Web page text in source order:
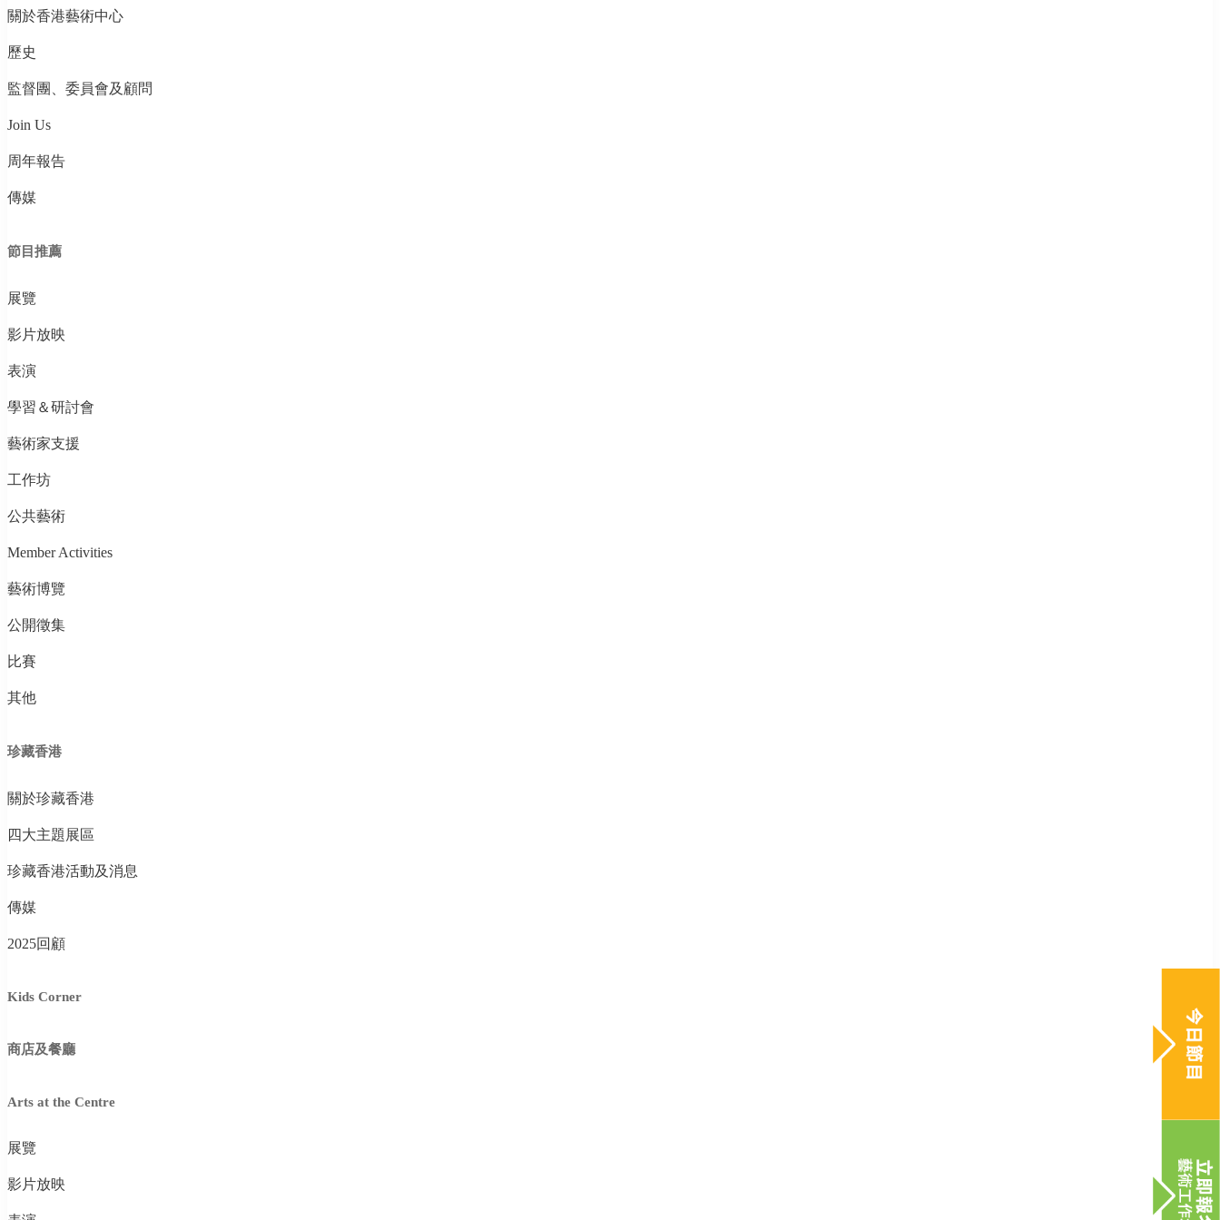
關於香港藝術中心
歷史
監督團、委員會及顧問
Join Us
周年報告
傳媒
節目推薦
展覽
影片放映
表演
學習＆研討會
藝術家支援
工作坊
公共藝術
Member Activities
藝術博覽
公開徵集
比賽
其他
珍藏香港
關於珍藏香港
四大主題展區
珍藏香港活動及消息
傳媒
2025回顧
Kids Corner
商店及餐廳
Arts at the Centre
展覽
影片放映